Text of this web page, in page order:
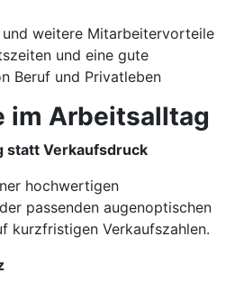
weitere Mitarbeitervorteile
und eine gute
Beruf und Privatleben
im Arbeitsalltag
statt Verkaufsdruck
hochwertigen
passenden augenoptischen
kurzfristigen Verkaufszahlen.